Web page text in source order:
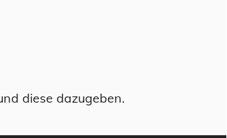
diese dazugeben.